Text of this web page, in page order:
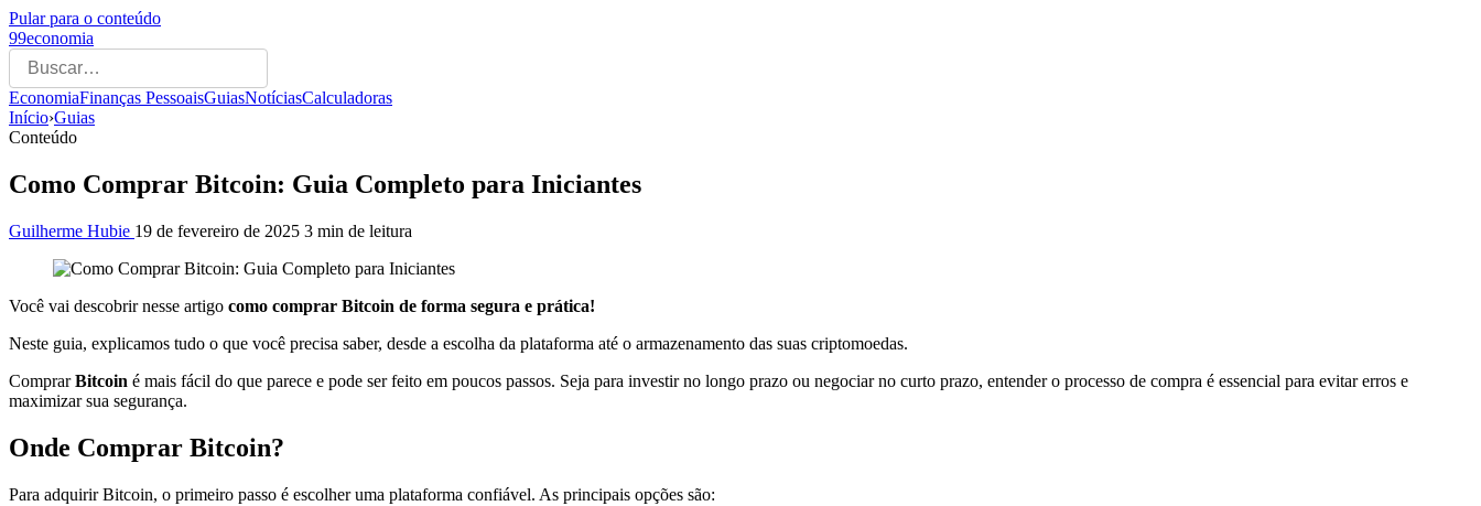
Pular para o conteúdo
99economia
EconomiaFinanças PessoaisGuiasNotíciasCalculadoras
Início›Guias
Conteúdo
Como Comprar Bitcoin: Guia Completo para Iniciantes
Guilherme Hubie 19 de fevereiro de 2025 3 min de leitura
Você vai descobrir nesse artigo como comprar Bitcoin de forma segura e prática!
Neste guia, explicamos tudo o que você precisa saber, desde a escolha da plataforma até o armazenamento das suas criptomoedas.
ComprarBitcoin é mais fácil do que parece e pode ser feito em poucos passos. Seja para investir no longo prazo ou negociar no curto prazo, entender o processo de compra é essencial para evitar erros e
maximizar sua segurança.
Onde Comprar Bitcoin?
Para adquirir Bitcoin, o primeiro passo é escolher uma plataforma confiável. As principais opções são: